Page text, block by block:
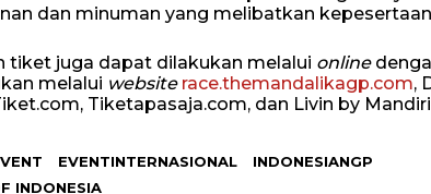
dan minuman yang melibatkan
tiket juga dapat dilakukan melalui online
melalui website race.themandalikagp.com,
Tiketapasaja.com, dan Livin by
EVENTINTERNASIONAL
INDONESIANGP
INDONESIA